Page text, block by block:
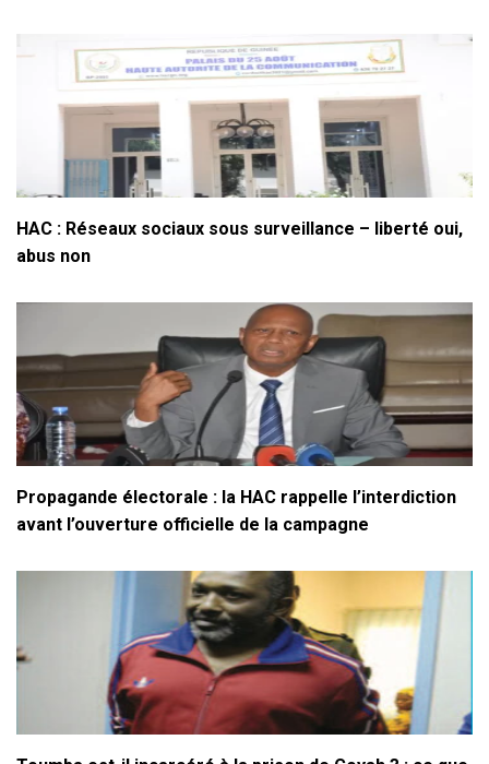
HAC : Réseaux sociaux sous surveillance – liberté oui,
abus non
Propagande électorale : la HAC rappelle l’interdiction
avant l’ouverture officielle de la campagne